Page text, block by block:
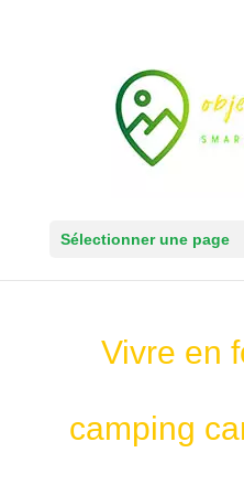
Sélectionner une page
Vivre en
camping